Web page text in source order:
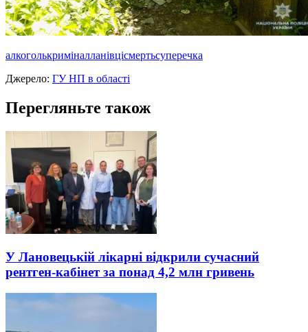
алкоголькриміналланівцісмертьсуперечка
Джерело: ГУ НП в області
Перегляньте також
У Лановецькій лікарні відкрили сучасний
рентген-кабінет за понад 4,2 млн гривень